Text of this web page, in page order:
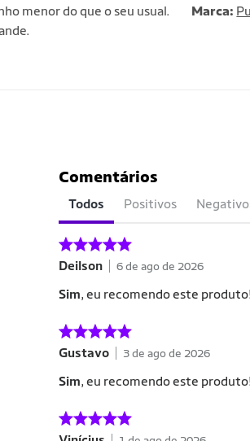
menor do que o seu usual.
Marca:
Comentários
Todos Positivos
Deilson 6 de ago de 2026
Sim, eu recomendo este produto!
Gustavo 3 de ago de 2026
Sim, eu recomendo este produto!